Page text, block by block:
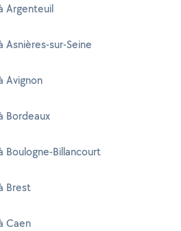
Argenteuil
Asnières-sur-Seine
Avignon
Bordeaux
Boulogne-Billancourt
Brest
Caen